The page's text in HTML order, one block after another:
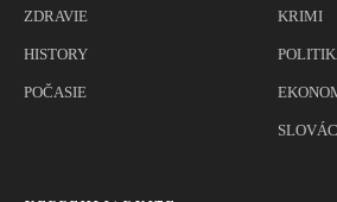
ZDRAVIE
HISTORY
POČASIE
KRIMI